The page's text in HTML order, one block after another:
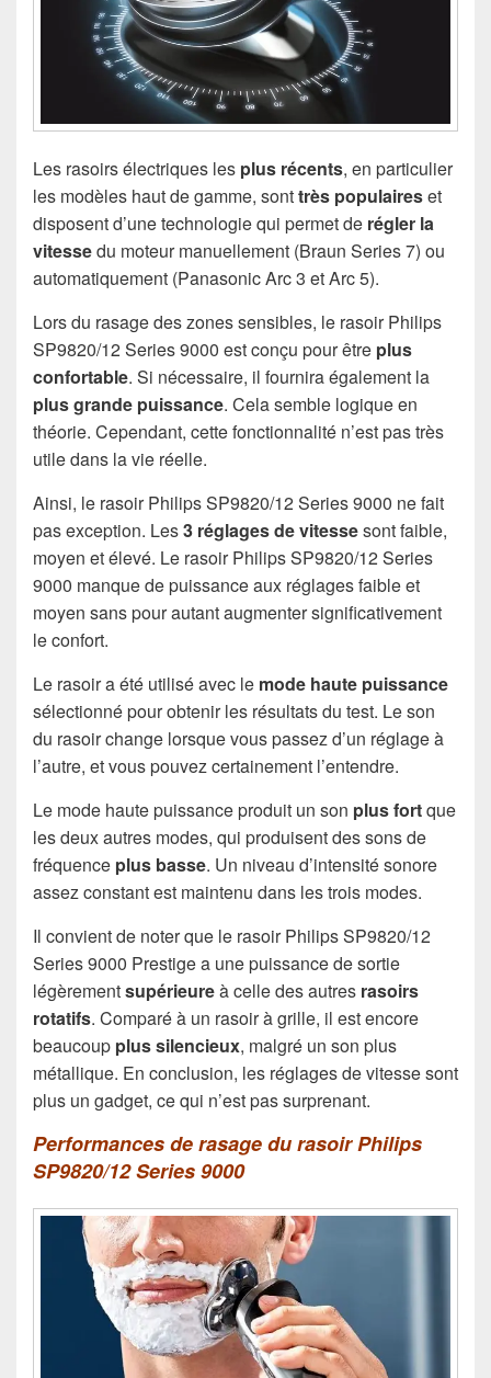
Les rasoirs électriques les plus récents, en particulier
les modèles haut de gamme, sonttrès populaireset
disposent d’une technologie qui permet de régler la
vitessedu moteur manuellement (Braun Series 7) ou
automatiquement (Panasonic Arc 3 et Arc 5).
Lors du rasage des zones sensibles, le rasoir Philips
SP9820/12 Series 9000 est conçu pour être plus
confortable. Si nécessaire, il fournira également la
plus grande puissance. Cela semble logique en
théorie. Cependant, cette fonctionnalité n’est pas très
utile dans la vie réelle.
Ainsi, le rasoir Philips SP9820/12 Series 9000 ne fait
pas exception. Les3 réglages de vitessesont faible,
moyen et élevé. Le rasoir Philips SP9820/12 Series
9000 manque de puissance aux réglages faible et
moyen sans pour autant augmenter significativement
le confort.
Le rasoir a été utilisé avec le mode haute puissance
sélectionné pour obtenir les résultats du test. Le son
du rasoir change lorsque vous passez d’un réglage à
l’autre, et vous pouvez certainement l’entendre.
Le mode haute puissance produit un son plus fortque
les deux autres modes, qui produisent des sons de
fréquence plus basse. Un niveau d’intensité sonore
assez constant est maintenu dans les trois modes.
Il convient de noter que le rasoir Philips SP9820/12
Series 9000 Prestige a une puissance de sortie
légèrementsupérieureà celle des autres rasoirs
rotatifs. Comparé à un rasoir à grille, il est encore
beaucoup plus silencieux, malgré un son plus
métallique. En conclusion, les réglages de vitesse sont
plus un gadget, ce qui n’est pas surprenant.
Performances de rasage du rasoir Philips
SP9820/12 Series 9000